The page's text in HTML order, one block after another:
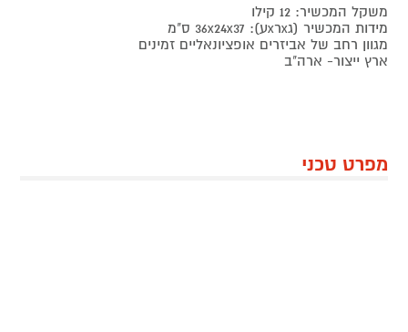
משקל המכשיר: 12 קילו
מידות המכשיר (גxרxע): 36x24x37 ס"מ
מגוון רחב של אביזרים אופציונאליים זמינים
ארץ ייצור- ארה"ב
מפרט טכני